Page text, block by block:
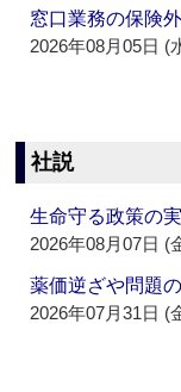
窓口業務の保険
2026年08月05日 (
社説
生命守る政策の
2026年08月07日 (
薬価逆ざや問題
2026年07月31日 (